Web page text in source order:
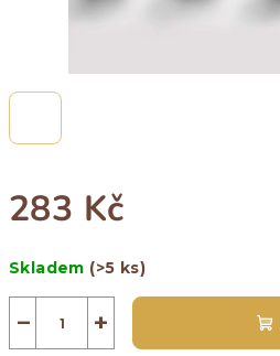
283 Kč
cena:
Skladem (>5 ks)
+
−